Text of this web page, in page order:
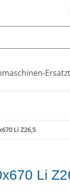
Li Z26,5
Li